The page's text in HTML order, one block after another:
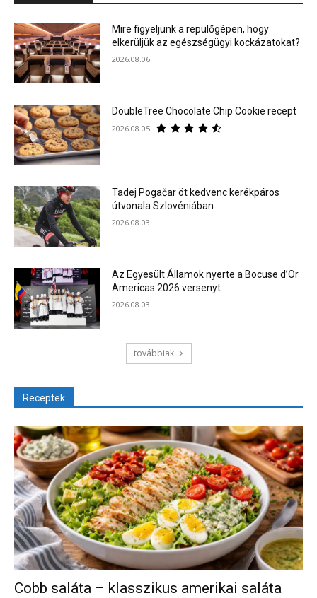
Mire figyeljünk a repülőgépen, hogy
elkerüljük az egészségügyi kockázatokat?
2026.08.06.
DoubleTree Chocolate Chip Cookie recept
2026.08.05.
Tadej Pogačar öt kedvenc kerékpáros
útvonala Szlovéniában
2026.08.03.
Az Egyesült Államok nyerte a Bocuse d’Or
Americas 2026 versenyt
2026.08.03.
továbbiak
Receptek
Cobb saláta – klasszikus amerikai saláta